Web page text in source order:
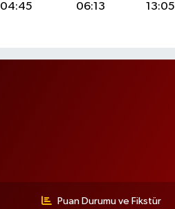
04:45 06:13 13:05
Puan Durumu ve Fikstür